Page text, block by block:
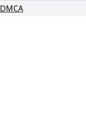
DMCA